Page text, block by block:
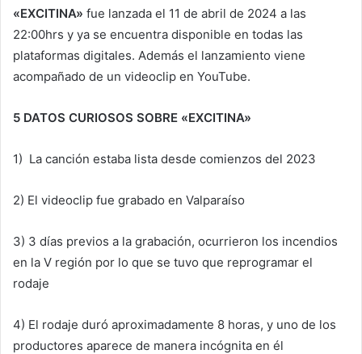
«EXCITINA» fue lanzada el 11 de abril de 2024 a las
22:00hrs y ya se encuentra disponible en todas las
plataformas digitales. Además el lanzamiento viene
acompañado de un videoclip en YouTube.
5 DATOS CURIOSOS SOBRE «EXCITINA»
1) La canción estaba lista desde comienzos del 2023
2) El videoclip fue grabado en Valparaíso
3) 3 días previos a la grabación, ocurrieron los incendios
en la V región por lo que se tuvo que reprogramar el
rodaje
4) El rodaje duró aproximadamente 8 horas, y uno de los
productores aparece de manera incógnita en él